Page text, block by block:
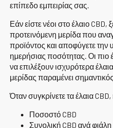
επίπεδο εμπειρίας σας.
Εάν είστε νέοι στο έλαιο CBD,
προτεινόμενη μερίδα που
προϊόντος και αποφύγετε
ημερήσιας ποσότητας. Οι πιο
να επιλέξουν ισχυρότερα
μερίδας παραμένει
Όταν συγκρίνετε τα έλαια CBD,
Ποσοστό CBD
Συνολική CBD ανά φιάλη